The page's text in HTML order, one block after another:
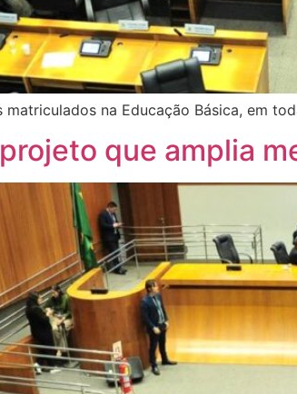
na Educação Básica, em
que amplia